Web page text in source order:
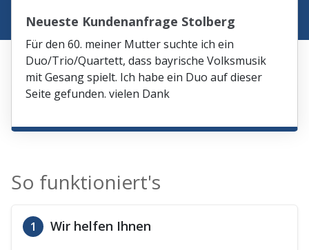
Neueste Kundenanfrage Stolberg
Für den 60. meiner Mutter suchte ich ein
Duo/Trio/Quartett, dass bayrische Volksmusik
mit Gesang spielt. Ich habe ein Duo auf dieser
Seite gefunden. vielen Dank
So funktioniert's
1 Wir helfen Ihnen